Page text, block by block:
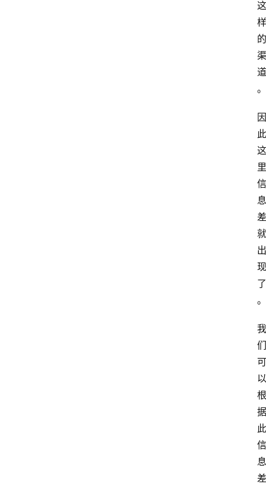
这
样
的
渠
道
。
因
此
这
里
信
息
差
就
出
现
了
。
我
们
可
以
根
据
此
信
息
差